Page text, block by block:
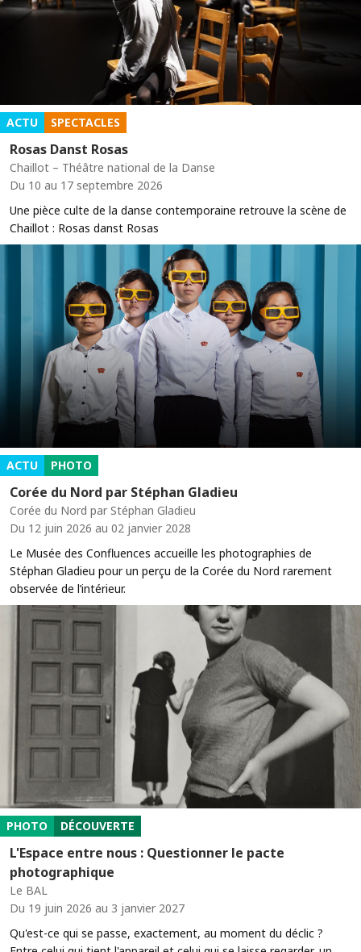
ACTU SPECTACLES
Rosas Danst Rosas
Chaillot – Théâtre national de la Danse
Du 10 au 17 septembre 2026
Une pièce culte de la danse contemporaine retrouve la scène de
Chaillot : Rosas danst Rosas
ACTU PHOTO
Corée du Nord par Stéphan Gladieu
Corée du Nord par Stéphan Gladieu
Du 12 juin 2026 au 02 janvier 2028
Le Musée des Confluences accueille les photographies de
Stéphan Gladieu pour un perçu de la Corée du Nord rarement
observée de l’intérieur.
PHOTO DÉCOUVERTE
L'Espace entre nous : Questionner le pacte
photographique
Le BAL
Du 19 juin 2026 au 3 janvier 2027
Qu'est-ce qui se passe, exactement, au moment du déclic ?